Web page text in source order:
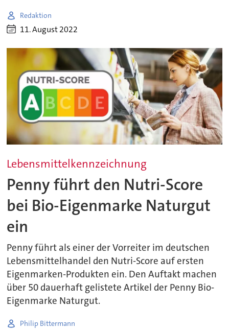
Redaktion
11. August 2022
Lebensmittelkennzeichnung
Penny führt den Nutri-Score
bei Bio-Eigenmarke Naturgut
ein
Penny führt als einer der Vorreiter im deutschen
Lebensmittelhandel den Nutri-Score auf ersten
Eigenmarken-Produkten ein. Den Auftakt machen
über 50 dauerhaft gelistete Artikel der Penny Bio-
Eigenmarke Naturgut.
Philip Bittermann